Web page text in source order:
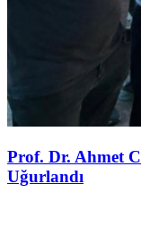
Prof. Dr. Ahmet
Uğurlandı